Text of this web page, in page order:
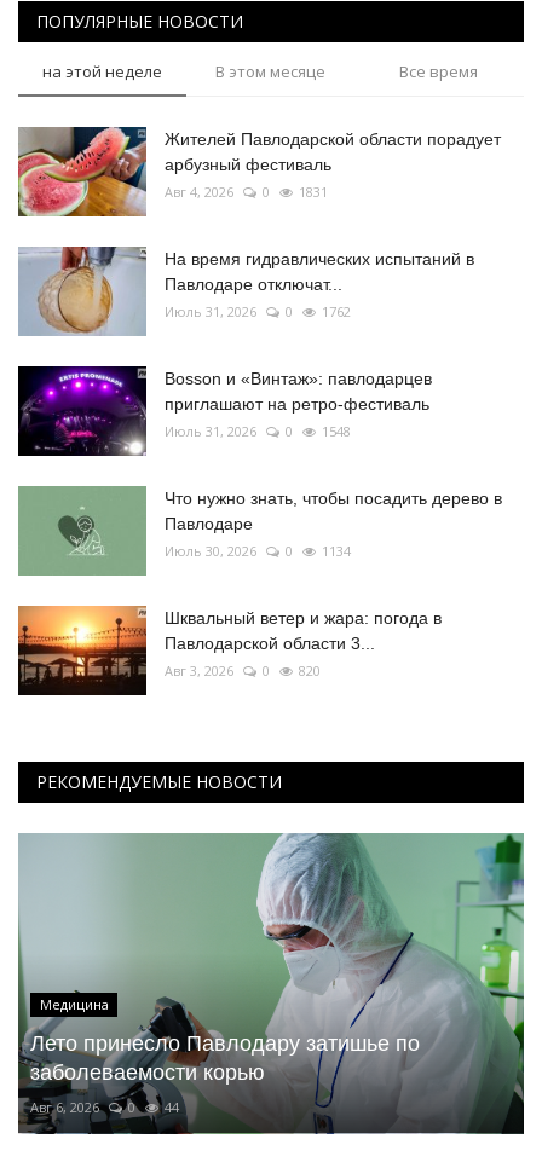
ПОПУЛЯРНЫЕ НОВОСТИ
на этой неделе В этом месяце Все время
Жителей Павлодарской области порадует
арбузный фестиваль
Авг 4, 2026 0 1831
На время гидравлических испытаний в
Павлодаре отключат...
Июль 31, 2026 0 1762
Bosson и «Винтаж»: павлодарцев
приглашают на ретро-фестиваль
Июль 31, 2026 0 1548
Что нужно знать, чтобы посадить дерево в
Павлодаре
Июль 30, 2026 0 1134
Шквальный ветер и жара: погода в
Павлодарской области 3...
Авг 3, 2026 0 820
РЕКОМЕНДУЕМЫЕ НОВОСТИ
Медицина
Лето принесло Павлодару затишье по
заболеваемости корью
Авг 6, 2026 0 44